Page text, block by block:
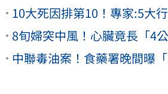
10大死因排第10！專家:5大
8旬婦突中風！心臟竟長「4公
中聯毒油案！食藥署晚間曝「